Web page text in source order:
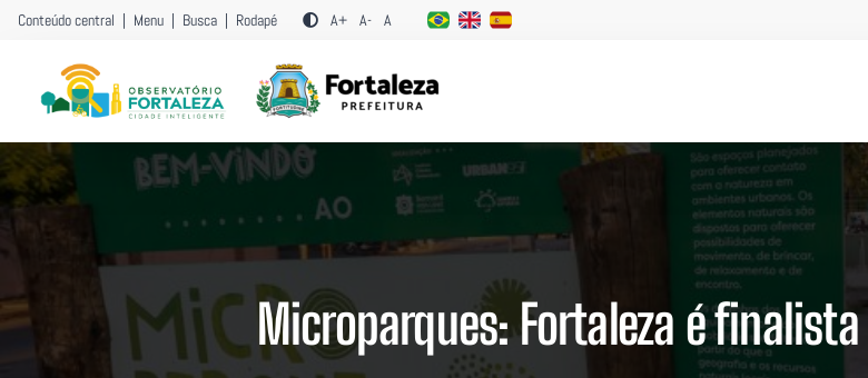
Conteúdo central | Menu | Busca | Rodapé A+ A- A
Microparques: Fortaleza é finalista